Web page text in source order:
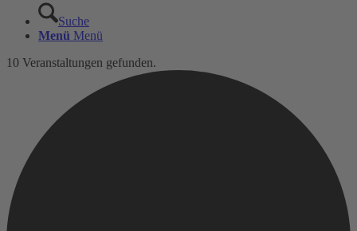
Suche
Menü Menü
10 Veranstaltungen gefunden.